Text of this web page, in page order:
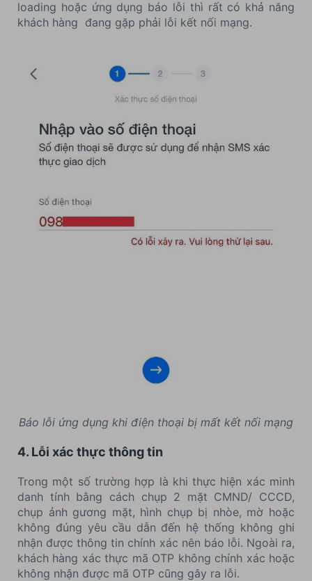
loading hoặc ứng dụng báo lỗi thì rất có khả năng
khách hàng đang gặp phải lỗi kết nối mạng.
Báo lỗi ứng dụng khi điện thoại bị mất kết nối mạng
4. Lỗi xác thực thông tin
Trong một số trường hợp là khi thực hiện xác minh
danh tính bằng cách chụp 2 mặt CMND/ CCCD,
chụp ảnh gương mặt, hình chụp bị nhòe, mờ hoặc
không đúng yêu cầu dẫn đến hệ thống không ghi
nhận được thông tin chính xác nên báo lỗi. Ngoài ra,
khách hàng xác thực mã OTP không chính xác hoặc
không nhận được mã OTP cũng gây ra lỗi.